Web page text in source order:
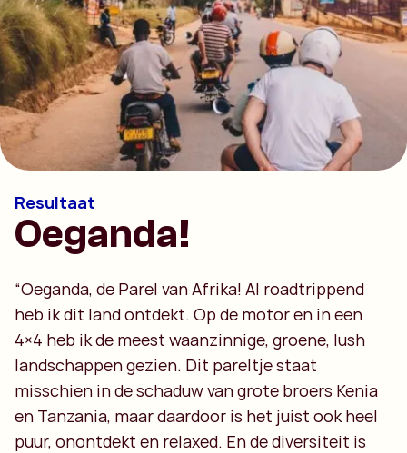
Resultaat
Oeganda!
“Oeganda, de Parel van Afrika! Al roadtrippend
heb ik dit land ontdekt. Op de motor en in een
4×4 heb ik de meest waanzinnige, groene, lush
landschappen gezien. Dit pareltje staat
misschien in de schaduw van grote broers Kenia
en Tanzania, maar daardoor is het juist ook heel
puur, onontdekt en relaxed. En de diversiteit is